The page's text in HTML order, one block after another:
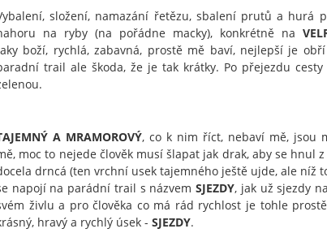
složení, namazání řetězu, sbalení prutů a hurá
na ryby (na pořádne macky), konkrétně na
boží, rychlá, zabavná, prostě mě baví, nejlepší je
trail ale škoda, že je tak krátky. Po přejezdu
A MRAMOROVÝ, co k nim říct, nebaví mě, jsou
moc to nejede člověk musí šlapat jak drak, aby se hnul
drncá (ten vrchní usek tajemného ještě ujde, ale níž
napojí na parádní trail s názvemSJEZDY, jak už sjezdy
živlu a pro člověka co má rád rychlost je tohle
hravý a rychlý úsek - SJEZDY.